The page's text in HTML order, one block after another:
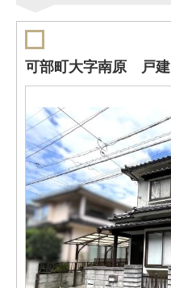
可部町大字南原 戸建